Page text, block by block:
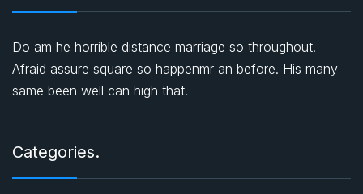
Do am he horrible distance marriage so throughout.
Afraid assure square so happenmr an before. His many
same been well can high that.
Categories.